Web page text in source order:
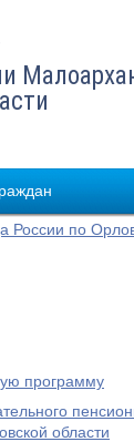
по
программу
области